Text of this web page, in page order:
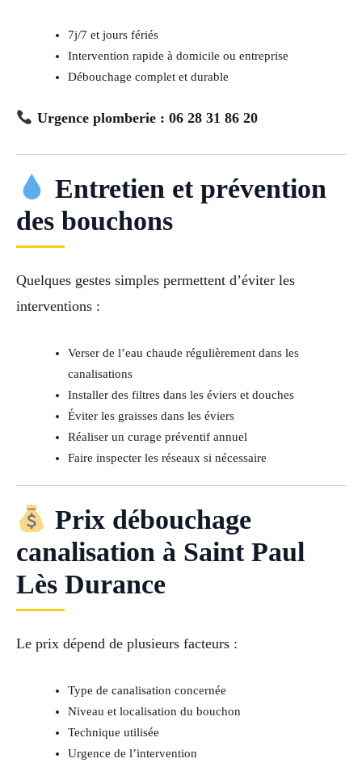
7j/7 et jours fériés
Intervention rapide à domicile ou entreprise
Débouchage complet et durable
Urgence plomberie : 06 28 31 86 20
Entretien et prévention
des bouchons
Quelques gestes simples permettent d’éviter les
interventions :
Verser de l’eau chaude régulièrement dans les
canalisations
Installer des filtres dans les éviers et douches
Éviter les graisses dans les éviers
Réaliser un curage préventif annuel
Faire inspecter les réseaux si nécessaire
Prix débouchage
canalisation à Saint Paul
Lès Durance
Le prix dépend de plusieurs facteurs :
Type de canalisation concernée
Niveau et localisation du bouchon
Technique utilisée
Urgence de l’intervention